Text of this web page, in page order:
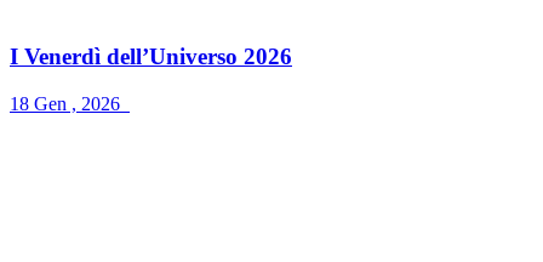
I Venerdì dell’Universo 2026
18 Gen , 2026